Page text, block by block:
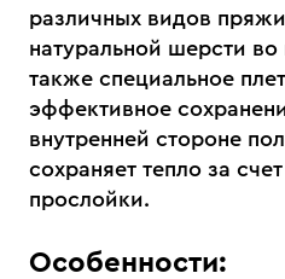
различных видов
натуральной шерсти
также специальное
эффективное
внутренней стороне
сохраняет тепло за
прослойки.
Особенности: